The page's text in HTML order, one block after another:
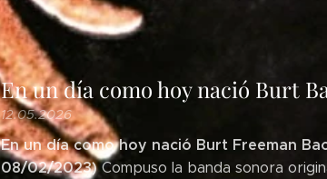
En un día como hoy nació Burt
12.05.2026
En un día como hoy nació Burt Freeman
08/02/2023)Compuso la banda sonora